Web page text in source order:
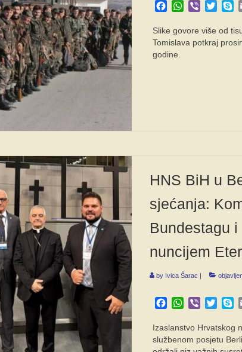
Facebook
WhatsApp
Viber
Slike govore više od
Tomislava potkraj
godine.
HNS BiH u
sjećanja:
Bundestagu
nuncijem
by Ivica Šarac |
Facebook
WhatsApp
Viber
Izaslanstvo Hrvatskog
službenom posjetu